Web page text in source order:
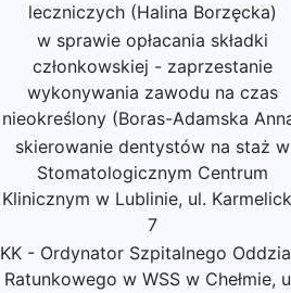
leczniczych (Halina Borzęcka)
w sprawie opłacania składki
członkowskiej - zaprzestanie
wykonywania zawodu na czas
nieokreślony (Boras-Adamska
skierowanie dentystów na staż w
Stomatologicznym Centrum
Klinicznym w Lublinie, ul.
7
KK - Ordynator Szpitalnego
Ratunkowego w WSS w Chełmie,